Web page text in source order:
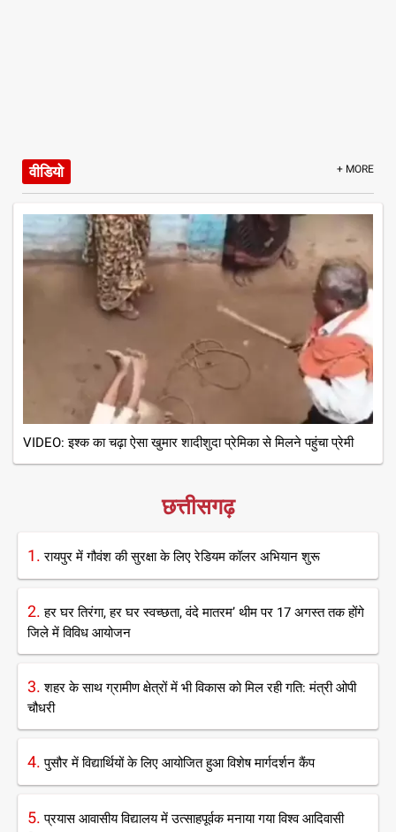
वीडियो + MORE
VIDEO: इश्क का चढ़ा ऐसा खुमार शादीशुदा प्रेमिका से मिलने पहुंचा प्रेमी
छत्तीसगढ़
1.रायपुर में गौवंश की सुरक्षा के लिए रेडियम कॉलर अभियान शुरू
2.हर घर तिरंगा, हर घर स्वच्छता, वंदे मातरम’ थीम पर 17 अगस्त तक होंगे
जिले में विविध आयोजन
3.शहर के साथ ग्रामीण क्षेत्रों में भी विकास को मिल रही गति: मंत्री ओपी
चौधरी
4.पुसौर में विद्यार्थियों के लिए आयोजित हुआ विशेष मार्गदर्शन कैंप
5.प्रयास आवासीय विद्यालय में उत्साहपूर्वक मनाया गया विश्व आदिवासी